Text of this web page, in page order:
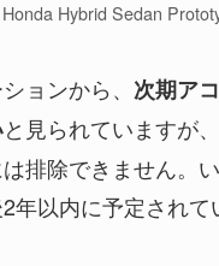
Honda Hybrid Sedan
ョンから、 次期ア
と見られていますが
排除できません。い
年以内に予定されて